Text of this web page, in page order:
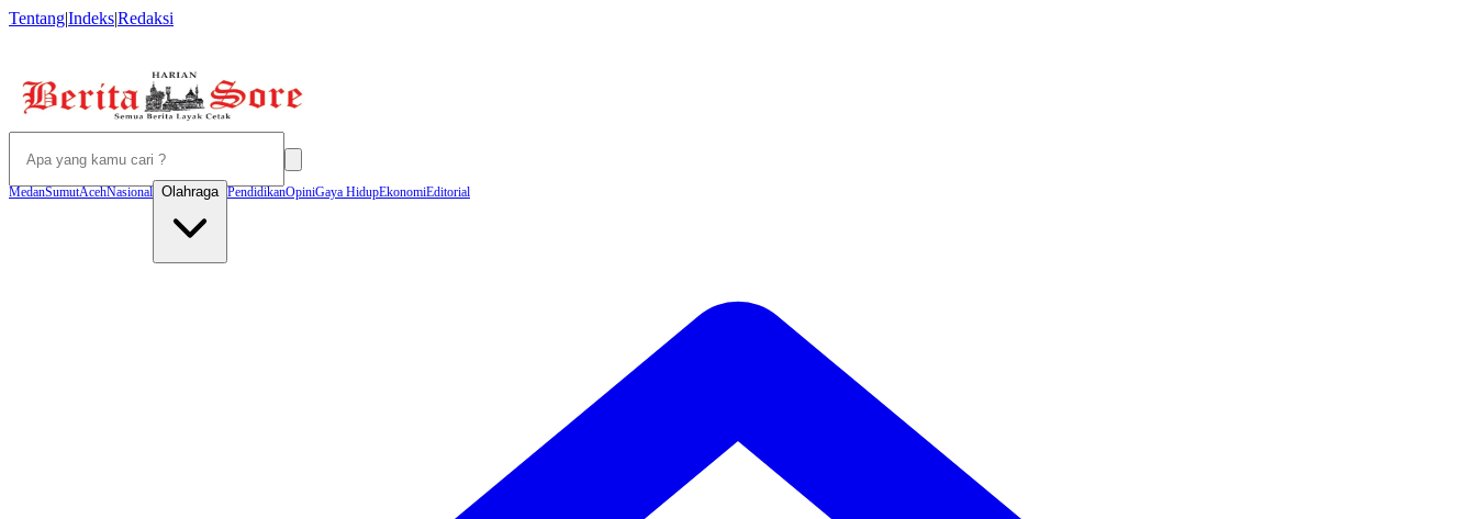
Tentang|Indeks|Redaksi
MedanSumutAcehNasional Olahraga PendidikanOpiniGaya HidupEkonomiEditorial